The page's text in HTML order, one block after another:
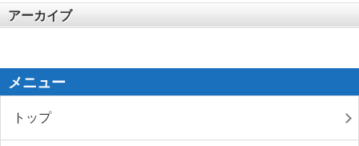
アーカイブ
メニュー
トップ